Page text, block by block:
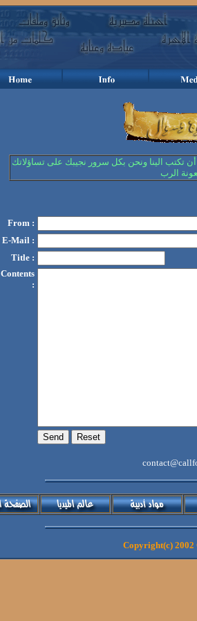
تكتب الينا ونحن بكل سرور نجيبك على تساؤلاتك
الرب
From :
E-Mail :
Title :
Contents
:
Copyright(c)